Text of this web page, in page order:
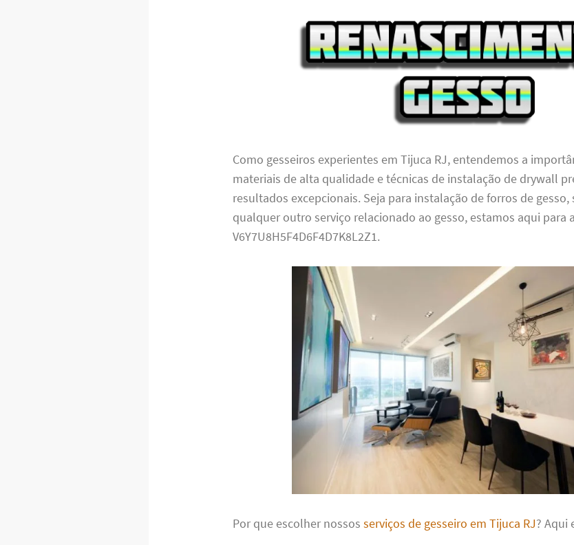
Como gesseiros experientes em Tijuca RJ, entendemos a
materiais de alta qualidade e técnicas de instalação de drywall
resultados excepcionais. Seja para instalação de forros de
qualquer outro serviço relacionado ao gesso, estamos aqui para
V6Y7U8H5F4D6F4D7K8L2Z1.
Por que escolher nossosserviços de gesseiro em Tijuca RJ? Aqui